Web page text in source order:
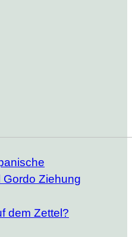
Ziehung
dem Zettel?